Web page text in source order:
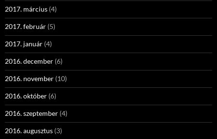
2017. március (4)
2017. február (5)
2017. január (4)
2016. december (6)
2016. november (10)
2016. október (6)
2016. szeptember (4)
2016. augusztus (3)